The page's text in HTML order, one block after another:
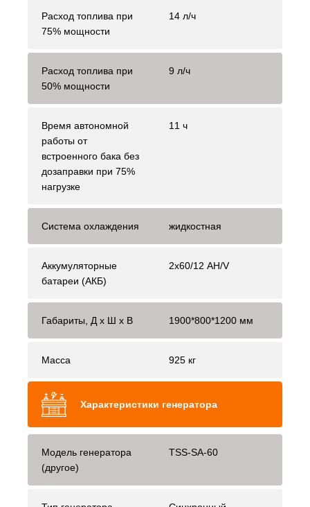
Расход топлива при
75% мощности
14 л/ч
Расход топлива при
50% мощности
9 л/ч
Время автономной
работы от
встроенного бака без
дозаправки при 75%
нагрузке
11 ч
Система охлаждения жидкостная
Аккумуляторные
батареи (АКБ)
2х60/12 AH/V
Габариты, Д x Ш x В 1900*800*1200 мм
Масса 925 кг
Характеристики генератора
Модель генератора
(другое)
TSS-SA-60